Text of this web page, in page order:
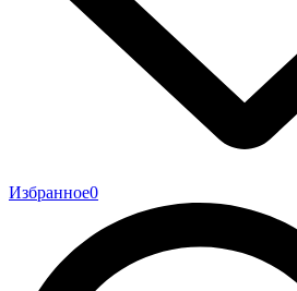
Избранное0